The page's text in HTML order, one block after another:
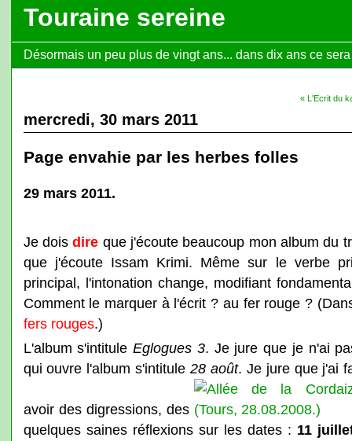
Touraine sereine
Désormais un peu plus de vingt ans... dans dix ans ce
« L'Ecrit du
mercredi, 30 mars 2011
Page envahie par les herbes folles
29 mars 2011.
Je doisdire que j'écoute beaucoup mon album du
que j'écoute Issam Krimi. Même sur le verbe
principal, l'intonation change, modifiant
Comment le marquer à l'écrit ? au fer rouge ?
fers rouges.)
L'album s'intituleEglogues 3. Je jure que je n'ai
qui ouvre l'album s'intitule28 août. Je jure que j'ai
avoir des digressions, des
quelques saines réflexions sur les dates : 11